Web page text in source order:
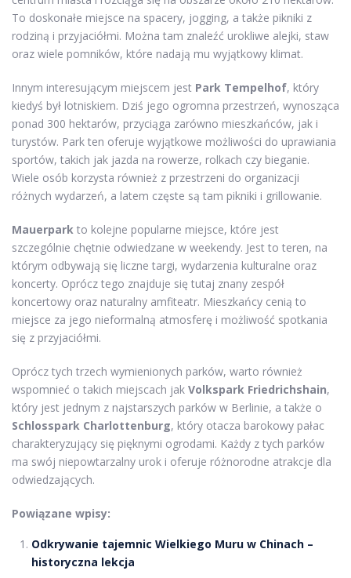
To doskonałe miejsce na spacery, jogging, a także pikniki z
rodziną i przyjaciółmi. Można tam znaleźć urokliwe alejki, staw
oraz wiele pomników, które nadają mu wyjątkowy klimat.
Innym interesującym miejscem jest Park Tempelhof, który
kiedyś był lotniskiem. Dziś jego ogromna przestrzeń, wynosząca
ponad 300 hektarów, przyciąga zarówno mieszkańców, jak i
turystów. Park ten oferuje wyjątkowe możliwości do uprawiania
sportów, takich jak jazda na rowerze, rolkach czy bieganie.
Wiele osób korzysta również z przestrzeni do organizacji
różnych wydarzeń, a latem częste są tam pikniki i grillowanie.
Mauerpark to kolejne popularne miejsce, które jest
szczególnie chętnie odwiedzane w weekendy. Jest to teren, na
którym odbywają się liczne targi, wydarzenia kulturalne oraz
koncerty. Oprócz tego znajduje się tutaj znany zespół
koncertowy oraz naturalny amfiteatr. Mieszkańcy cenią to
miejsce za jego nieformalną atmosferę i możliwość spotkania
się z przyjaciółmi.
Oprócz tych trzech wymienionych parków, warto również
wspomnieć o takich miejscach jak Volkspark Friedrichshain,
który jest jednym z najstarszych parków w Berlinie, a także o
Schlosspark Charlottenburg, który otacza barokowy pałac
charakteryzujący się pięknymi ogrodami. Każdy z tych parków
ma swój niepowtarzalny urok i oferuje różnorodne atrakcje dla
odwiedzających.
Powiązane wpisy:
Odkrywanie tajemnic Wielkiego Muru w Chinach –
historyczna lekcja